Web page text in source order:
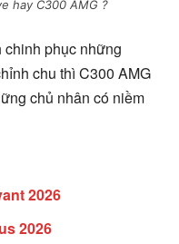
hay C300 AMG ?
phục những
chu thì C300 AMG
chủ nhân có niềm
2026
2026